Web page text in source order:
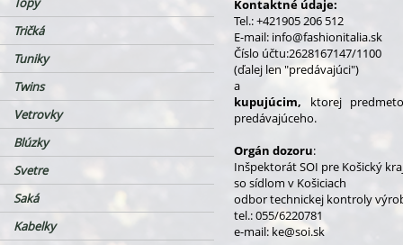
Tričká
Tuniky
Twins
Vetrovky
Blúzky
Svetre
Saká
Kabelky
Kontaktné údaje:
Tel.: +421905 206 512
E-mail: info@fashionitalia.sk
Číslo účtu:2628167147/1100
(ďalej len "predávajúci")
a
kupujúcim, ktorej
predávajúceho.
Orgán dozoru:
Inšpektorát SOI pre Košický
so sídlom v Košiciach
odbor technickej kontroly
tel.: 055/6220781
e-mail: ke@soi.sk